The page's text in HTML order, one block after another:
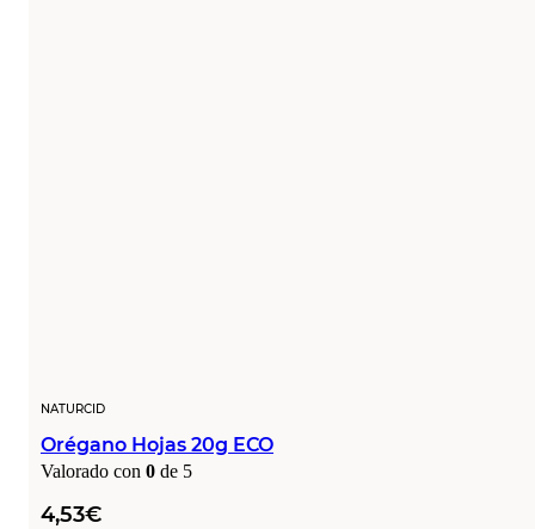
NATURCID
Orégano Hojas 20g ECO
Valorado con 0 de 5
4,53€